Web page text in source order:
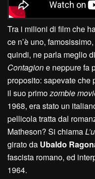
Tra i milioni di film che
ce n’è uno,
quindi, ne parla meglio
Contagione neppure fa
proposito: sapevate che
il suo primozombie
1968, era stato un
pellicola tratta dal
Matheson? Si chiama
girato da Ubaldo
fascista romano, ed
1964.